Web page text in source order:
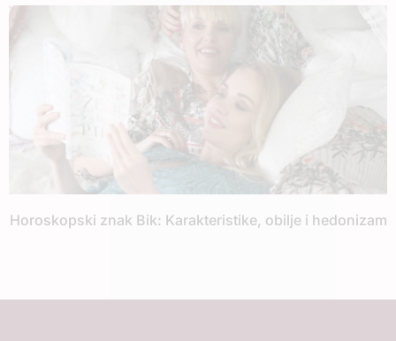
Horoskopski znak Bik: Karakteristike, obilje i hedonizam